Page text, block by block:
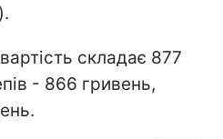
складає 877
- 866 гривень,